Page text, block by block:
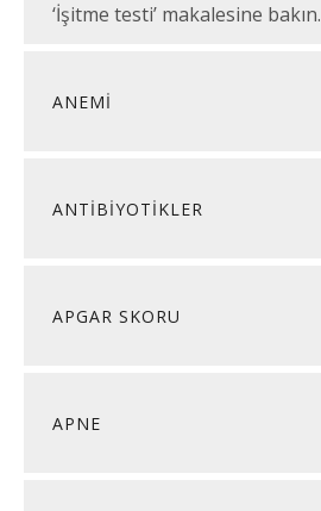
‘İşitme testi’ makalesine bakın.
ANEMİ
ANTİBİYOTİKLER
APGAR SKORU
APNE